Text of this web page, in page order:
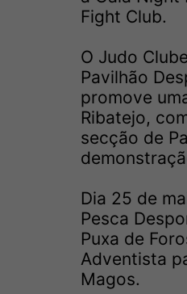
Fight Club.
O Judo
Pavilhão
promove
Ribatejo,
secção de
Dia 25 de
Pesca
Puxa de
Adventista
Magos.